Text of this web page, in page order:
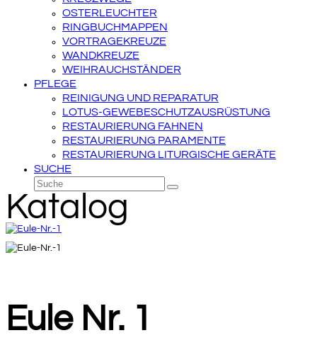
OSTERLEUCHTER
RINGBUCHMAPPEN
VORTRAGEKREUZE
WANDKREUZE
WEIHRAUCHSTÄNDER
PFLEGE
REINIGUNG UND REPARATUR
LOTUS-GEWEBESCHUTZAUSRÜSTUNG
RESTAURIERUNG FAHNEN
RESTAURIERUNG PARAMENTE
RESTAURIERUNG LITURGISCHE GERÄTE
SUCHE
Suche
Senden
Katalog
Eule Nr. 1